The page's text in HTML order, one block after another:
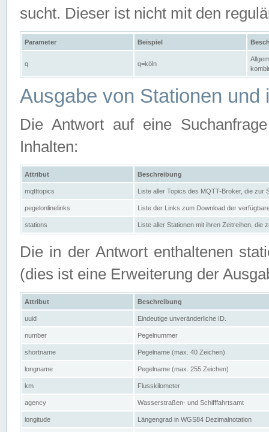
sucht. Dieser ist nicht mit den
Parameter Beispiel
q q=köln
Ausgabe von Stationen und
Die Antwort auf eine
Inhalten:
Attribut Beschreibung
mqtttopics Liste aller Topics des MQTT-Broker, die zur
pegelonlinelinks Liste der Links zum Download der
stations Liste aller Stationen mit ihren Zeitreihen, die
Die in der Antwort enthaltenen
(dies ist eine Erweiterung der
Attribut Beschreibung
uuid Eindeutige unveränderliche ID.
number Pegelnummer
shortname Pegelname (max. 40 Zeichen)
longname Pegelname (max. 255 Zeichen)
km Flusskilometer
agency Wasserstraßen- und Schifffahrtsamt
longitude Längengrad in WGS84 Dezimalnotation